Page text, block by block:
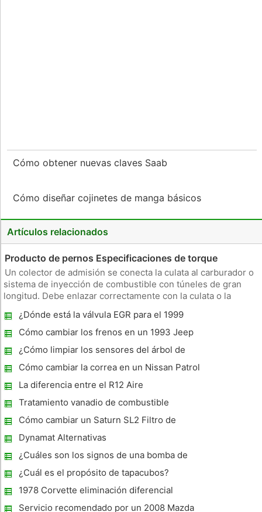
Cómo obtener nuevas claves Saab
Cómo diseñar cojinetes de manga básicos
Artículos relacionados
Producto de pernos Especificaciones de torque
Un colector de admisión se conecta la culata al carburador o
sistema de inyección de combustible con túneles de gran
longitud. Debe enlazar correctamente con la culata o la
rendimiento o presentar un peligro de seguridad.
Diseñadores de motores ut
¿Dónde está la válvula EGR para el 1999
Mazda Protege ?
Cómo cambiar los frenos en un 1993 Jeep
Grand Cherokee
¿Cómo limpiar los sensores del árbol de
levas
Cómo cambiar la correa en un Nissan Patrol
Turbo Diesel
La diferencia entre el R12 Aire
acondicionado Accesorios
Tratamiento vanadio de combustible
residual
Cómo cambiar un Saturn SL2 Filtro de
aceite
Dynamat Alternativas
¿Cuáles son los signos de una bomba de
agua mala?
¿Cuál es el propósito de tapacubos?
1978 Corvette eliminación diferencial
Servicio recomendado por un 2008 Mazda